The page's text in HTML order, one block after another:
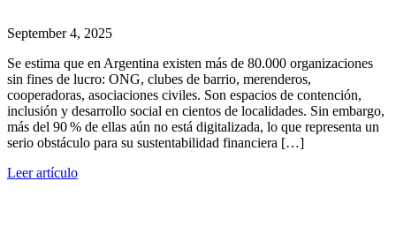
September 4, 2025
Se estima que en Argentina existen más de 80.000 organizaciones
sin fines de lucro: ONG, clubes de barrio, merenderos,
cooperadoras, asociaciones civiles. Son espacios de contención,
inclusión y desarrollo social en cientos de localidades. Sin embargo,
más del 90 % de ellas aún no está digitalizada, lo que representa un
serio obstáculo para su sustentabilidad financiera […]
Leer artículo